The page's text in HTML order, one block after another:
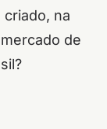
na
de